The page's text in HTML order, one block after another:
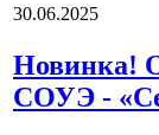
30.06.2025
Новинка!
СОУЭ -